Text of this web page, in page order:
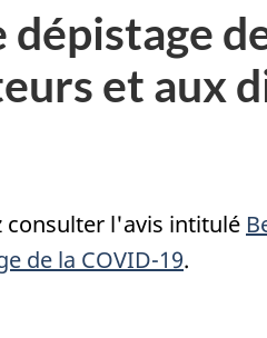
et aux
consulter l'avis intitulé
de la COVID-19.